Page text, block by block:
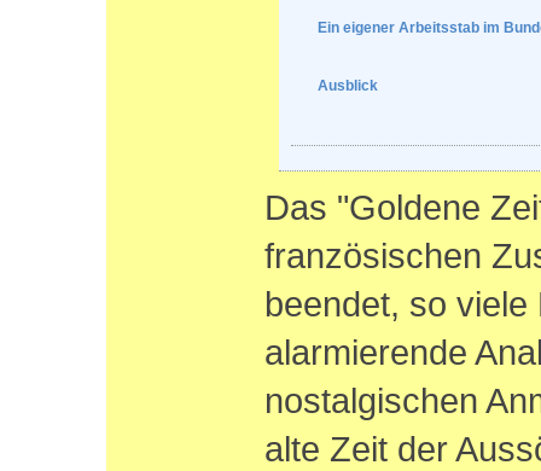
Ein eigener Arbeitsstab im
Ausblick
Das "Goldene
französischen
beendet, so
alarmierende
nostalgischen
alte Zeit der